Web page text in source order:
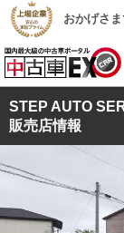
おかげさま
STEP AUTO
販売店情報